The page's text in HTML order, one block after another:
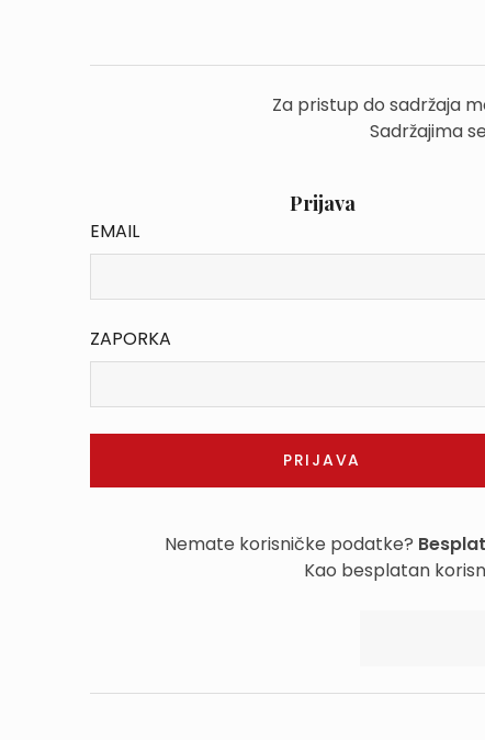
Za pristup do sadržaja
Sadržajima
Prijava
EMAIL
ZAPORKA
Nemate korisničke podatke?
Kao besplatan